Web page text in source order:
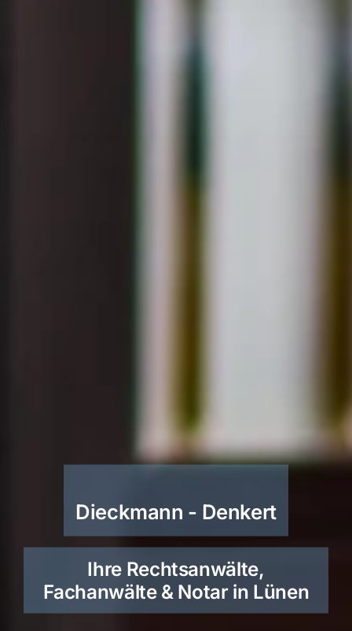
Dieckmann - Denkert
Ihre Rechtsanwälte,
Fachanwälte & Notar in Lünen